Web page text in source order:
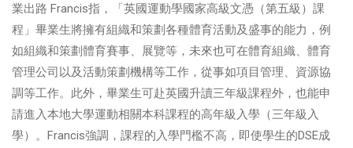
業出路 Francis指，「英國運動學國家高級文憑（第五級）課
程」畢業生將擁有組織和策劃各種體育活動及盛事的能力，例
如組織和策劃體育賽事、展覽等，未來也可在體育組織、體育
管理公司以及活動策劃機構等工作，從事如項目管理、資源協
調等工作。此外，畢業生可赴英國升讀三年級課程外，也能申
請進入本地大學運動相關本科課程的高年級入學（三年級入
學）。Francis強調，課程的入學門檻不高，即使學生的DSE成